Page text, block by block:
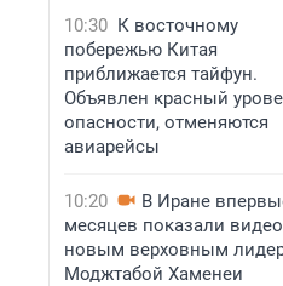
10:30 К восточному
побережью Китая
приближается тайфун.
Объявлен красный
опасности, отменяются
авиарейсы
10:20
В Иране
месяцев показали
новым верховным
Моджтабой Хаменеи